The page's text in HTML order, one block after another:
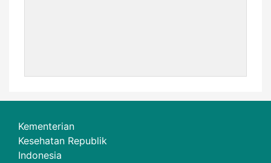
Kementerian
Kesehatan Republik
Indonesia